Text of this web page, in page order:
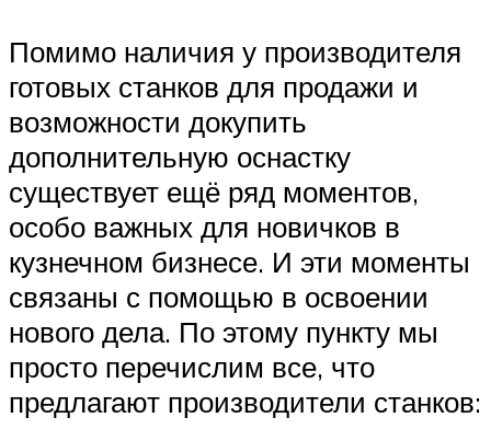
Помимо наличия у производителя
готовых станков для продажи и
возможности докупить
дополнительную оснастку
существует ещё ряд моментов,
особо важных для новичков в
кузнечном бизнесе. И эти моменты
связаны с помощью в освоении
нового дела. По этому пункту мы
просто перечислим все, что
предлагают производители станков: